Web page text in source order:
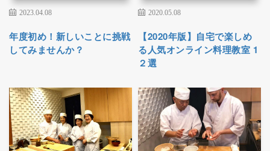
2023.04.08
年度初め！新しいことに挑戦
してみませんか？
2020.05.08
【2020年版】自宅で楽しめ
る人気オンライン料理教室 1
２選